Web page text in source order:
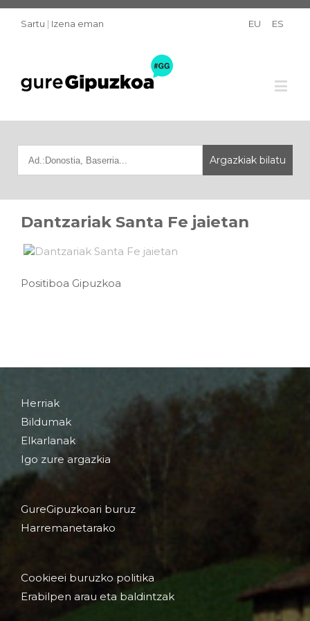
Sartu | Izena eman EU ES
Dantzariak Santa Fe jaietan
Positiboa Gipuzkoa
Herriak
Bildumak
Elkarlanak
Igo zure argazkia
GureGipuzkoari buruz
Harremanetarako
Cookieei buruzko politika
Erabilpen arau eta baldintzak